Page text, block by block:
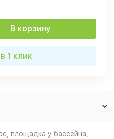
В корзину
1 клик
площадка у бассейна,